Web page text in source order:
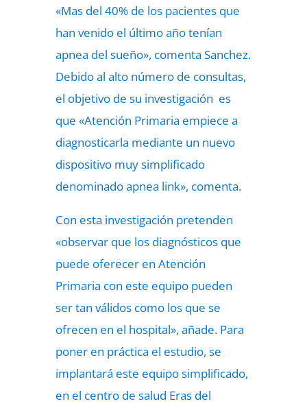
«Mas del 40% de los pacientes que
han venido el último año tenían
apnea del sueño», comenta Sanchez.
Debido al alto número de consultas,
el objetivo de su investigación es
que «Atención Primaria empiece a
diagnosticarla mediante un nuevo
dispositivo muy simplificado
denominado apnea link», comenta.
Con esta investigación pretenden
«observar que los diagnósticos que
puede oferecer en Atención
Primaria con este equipo pueden
ser tan válidos como los que se
ofrecen en el hospital», añade. Para
poner en práctica el estudio, se
implantará este equipo simplificado,
en el centro de salud Eras del